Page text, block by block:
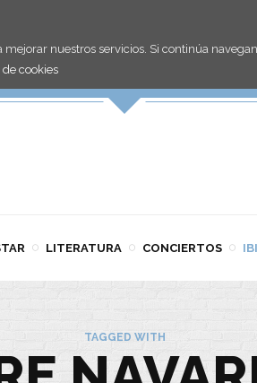
nuestros servicios. Si continúa
de cookies
LITERATURA CONCIERTOS
TAGGED WITH